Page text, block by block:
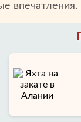
впечатления.